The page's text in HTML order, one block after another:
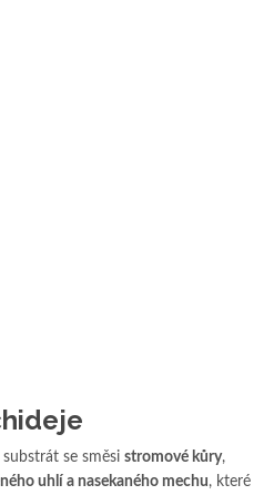
se směsi stromové kůry,
uhlí a nasekaného mechu, které